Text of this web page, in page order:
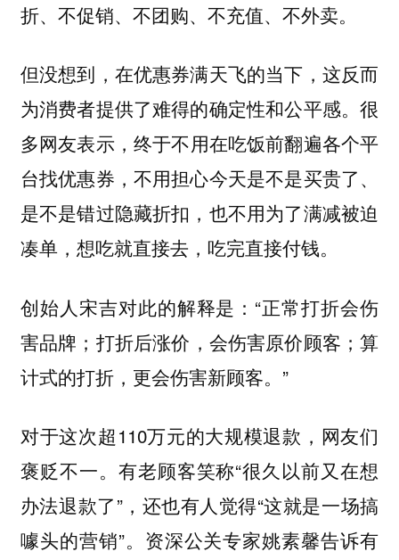
折、不促销、不团购、不充值、不外卖。
但没想到，在优惠券满天飞的当下，这反而
为消费者提供了难得的确定性和公平感。很
多网友表示， 终于不用在吃饭前翻遍各个平
台找优惠券，不用担心今天是不是买贵了、
是不是错过隐藏折扣，也不用为了满减被迫
凑单，想吃就直接去，吃完直接付钱。
创始人宋吉对此的解释是：“正常打折会伤
害品牌；打折后涨价，会伤害原价顾客；算
计式的打折，更会伤害新顾客。”
对于这次超110万元的大规模退款，网友们
褒贬不一。有老顾客笑称“很久以前又在想
办法退款了”，还也有人觉得“这就是一场搞
噱头的营销”。资深公关专家姚素馨告诉有